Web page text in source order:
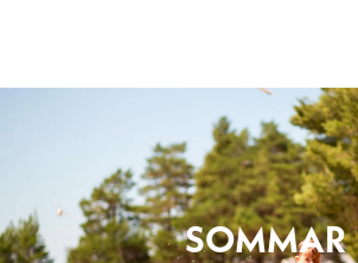
Hoppa till innehåll
SOMMAR